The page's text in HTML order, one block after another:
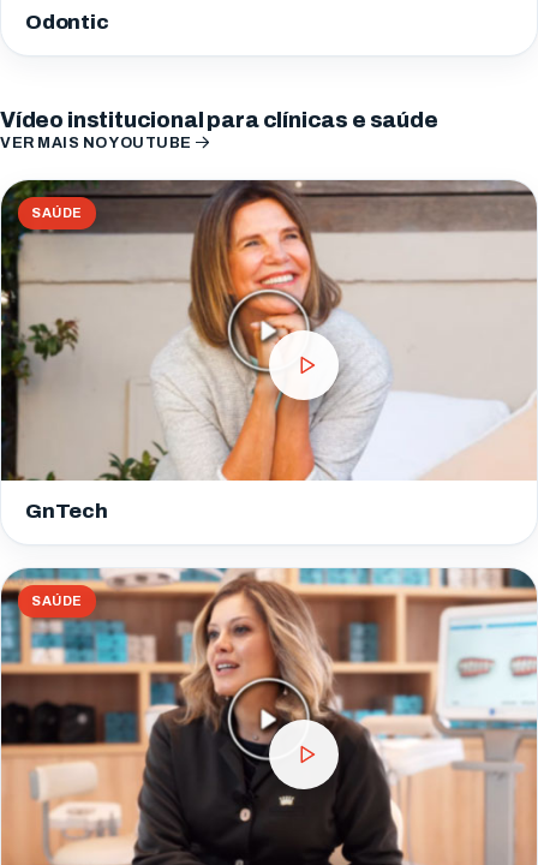
Odontic
Vídeo institucional para clínicas e saúde
VER MAIS NO YOUTUBE
SAÚDE
GnTech
SAÚDE